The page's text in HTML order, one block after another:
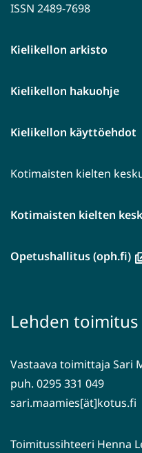
ISSN 2489-7698
Kielikellon arkisto
Kielikellon hakuohje
Kielikellon käyttöehdot
Kotimaisten kielten
Kotimaisten kielten
Opetushallitus (oph.fi)
Lehden toimitus
Vastaava toimittaja Sari
puh. 0295 331 049
sari.maamies[ät]kotus.fi
Toimitussihteeri Henna